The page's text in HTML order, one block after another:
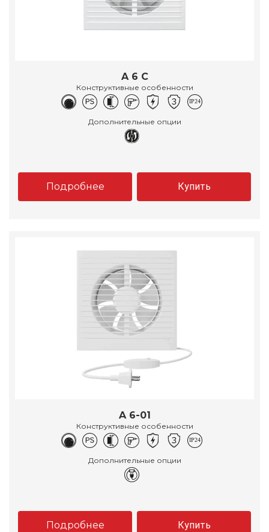
A 6 C
Конструктивные особенности
Дополнительные опции
Подробнее Купить
A 6-01
Конструктивные особенности
Дополнительные опции
Подробнее Купить